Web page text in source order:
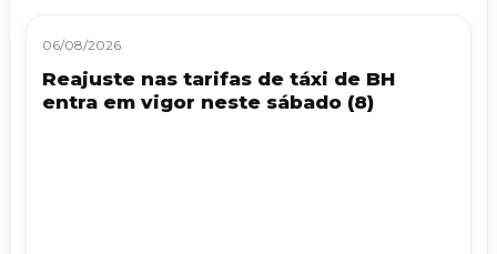
06/08/2026
Reajuste nas tarifas de táxi de BH
entra em vigor neste sábado (8)